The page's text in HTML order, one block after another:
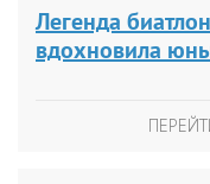
Легенда
вдохновила